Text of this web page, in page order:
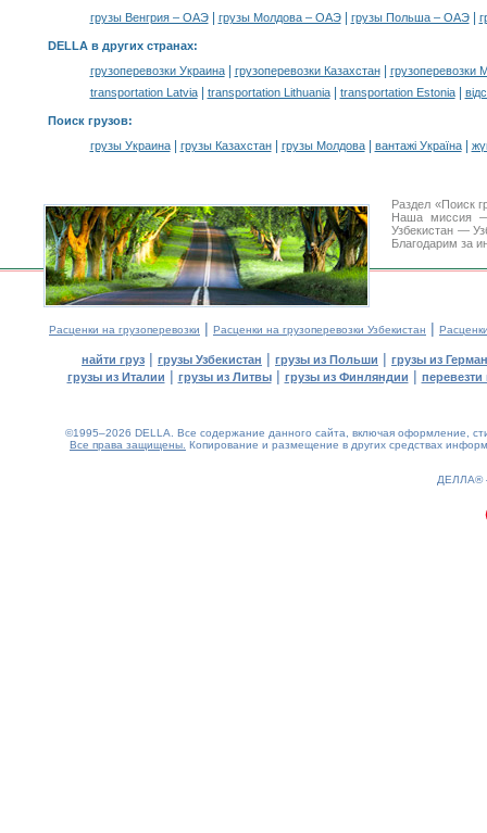
грузы Венгрия – ОАЭ| грузы Молдова – ОАЭ| грузы Польша – ОАЭ|
DELLA в других странах:
грузоперевозки Украина| грузоперевозки Казахстан|
грузоперевозки
transportation Latvia| transportation Lithuania| transportation Estonia|
Поиск грузов:
грузы Украина| грузы Казахстан| грузы Молдова| вантажі Україна|
Раздел «Поиск
Наша миссия —
Узбекистан —
Благодарим за
Расценки на грузоперевозки | Расценки на грузоперевозки Узбекистан |
найти груз | грузы Узбекистан | грузы из Польши | грузы из
грузы из Италии | грузы из Литвы| грузы из Финляндии | перевезти
©1995–2026 DELLA. Все содержание данного сайта, включая оформление,
Все права защищены. Копирование и размещение в других средствах